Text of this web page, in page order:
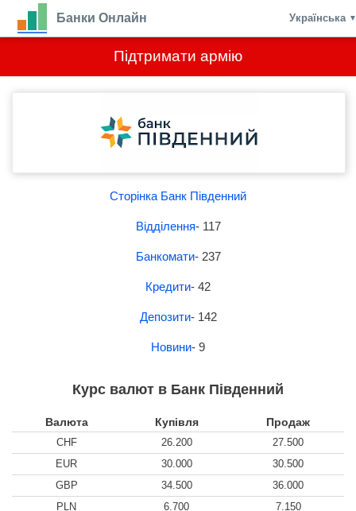
Підтримати армію
Банки Онлайн Українська ▼
Сторінка Банк Південний
Відділення- 117
Банкомати- 237
Кредити- 42
Депозити- 142
Новини- 9
Курс валют в Банк Південний
Валюта Купівля Продаж
CHF 26.200
27.500
EUR
30.000
30.500
GBP
34.500
36.000
PLN
6.700
7.150